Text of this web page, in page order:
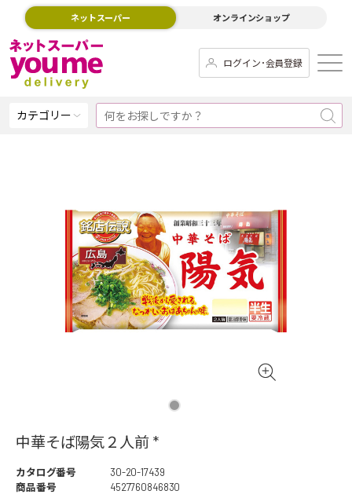
ネットスーパー オンラインショップ
ログイン･会員登録
カテゴリー
中華そば陽気２人前 *
カタログ番号
30-20-17439
商品番号
4527760846830